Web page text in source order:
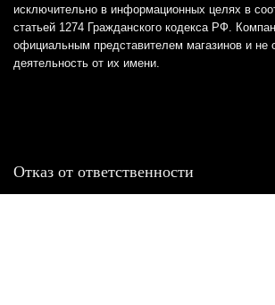
исключительно в информационных целях в
статьей 1274 Гражданского кодекса РФ.
официальным представителем магазинов и не
деятельность от их имени.
Отказ от ответственности